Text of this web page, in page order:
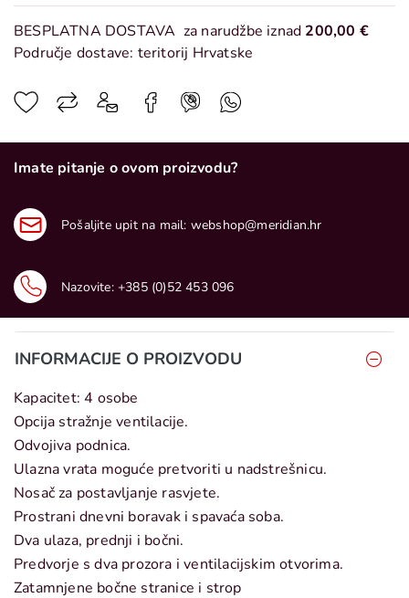
BESPLATNA DOSTAVA za narudžbe iznad 200,00 €
Područje dostave: teritorij Hrvatske
Imate pitanje o ovom proizvodu?
Pošaljite upit na mail: webshop@meridian.hr
Nazovite: +385 (0)52 453 096
INFORMACIJE O PROIZVODU
Kapacitet: 4 osobe
Opcija stražnje ventilacije.
Odvojiva podnica.
Ulazna vrata moguće pretvoriti u nadstrešnicu.
Nosač za postavljanje rasvjete.
Prostrani dnevni boravak i spavaća soba.
Dva ulaza, prednji i bočni.
Predvorje s dva prozora i ventilacijskim otvorima.
Zatamnjene bočne stranice i strop